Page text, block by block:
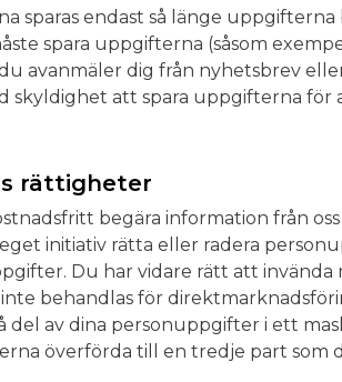
sparas endast så länge
spara uppgifterna (såsom
avanmäler dig från nyhetsbrev
skyldighet att spara uppgifterna för
rättigheter
begära information från
initiativ rätta eller radera
Du har vidare rätt att
behandlas för
del av dina personuppgifter i ett
överförda till en tredje part som